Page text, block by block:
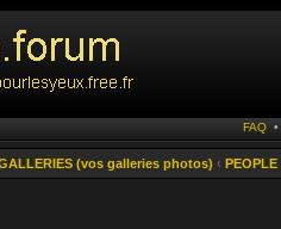
FAQ
(vos galleries photos) ‹